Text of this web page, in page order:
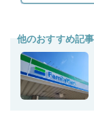
他のおすすめ記